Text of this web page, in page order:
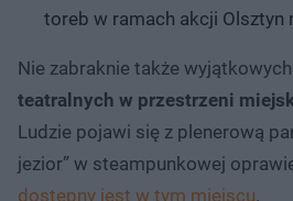
toreb w ramach akcji Olsztyn
Nie zabraknie także wyjątkowych
teatralnych w przestrzeni
Ludzie pojawi się z plenerową
jezior” w steampunkowej
dostępny jest w tym miejscu.